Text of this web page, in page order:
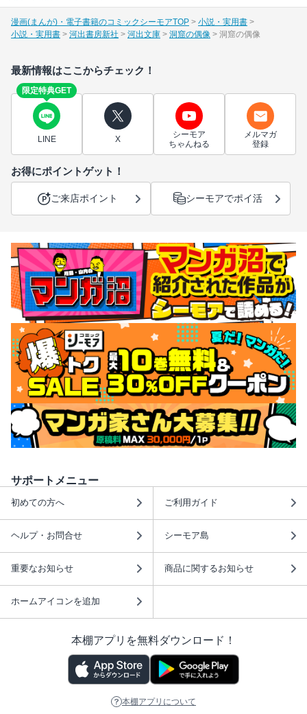
漫画(まんが)・電子書籍のコミックシーモアTOP
小説・実用書
小説・実用書
河出書房新社 河出文庫 洞窟の偶像 洞窟の偶像
最新情報はここからチェック！
限定特典GET
LINE X
シーモア
ちゃんねる
メルマガ
登録
お得にポイントゲット！
ご来店ポイント シーモアでポイ活
サポートメニュー
初めての方へ ご利用ガイド
ヘルプ・お問合せ シーモア島
重要なお知らせ 商品に関するお知らせ
ホームアイコンを追加
本棚アプリを無料ダウンロード！
本棚アプリについて